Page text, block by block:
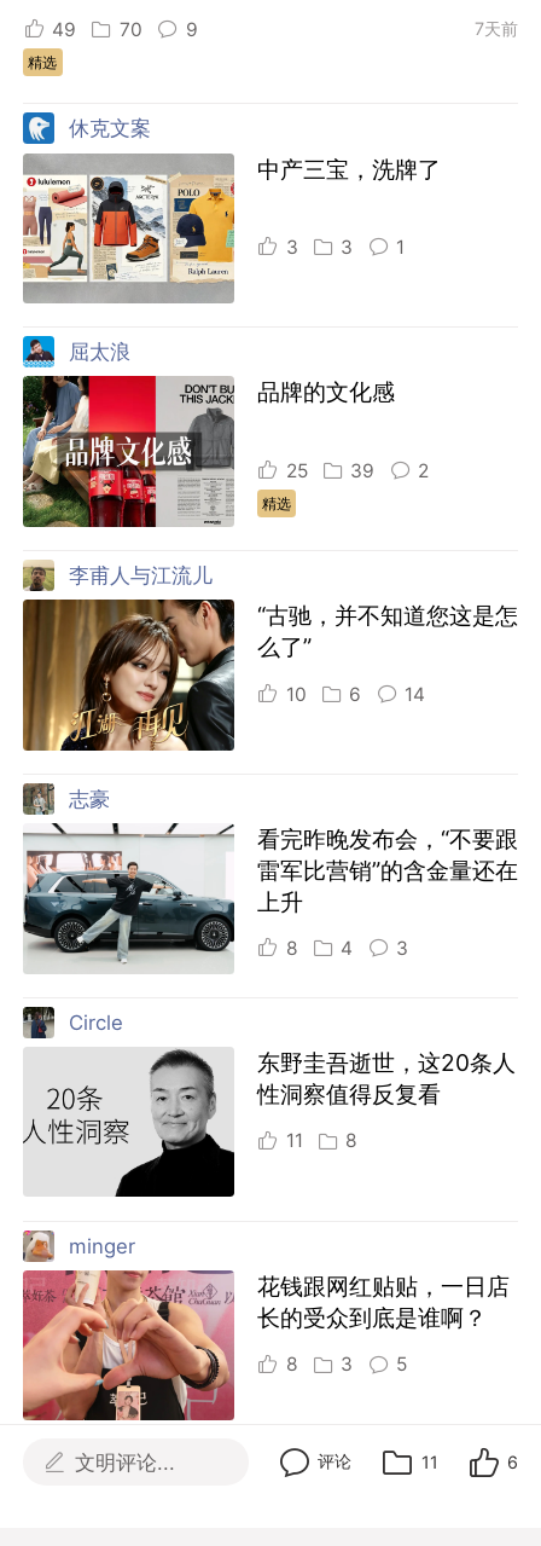
49 70 9 7天前
精选
休克文案
中产三宝，洗牌了
3 3 1
屈太浪
品牌的文化感
25 39 2
精选
李甫人与江流儿
“古驰，并不知道您这是怎
么了”
10 6 14
志豪
看完昨晚发布会，“不要跟
雷军比营销”的含金量还在
上升
8 4 3
Circle
东野圭吾逝世，这20条人
性洞察值得反复看
11 8
minger
花钱跟网红贴贴，一日店
长的受众到底是谁啊？
8 3 5
更多热门文章
文明评论... 评论 11 6